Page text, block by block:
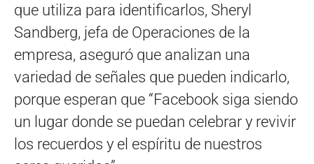
que utiliza para identificarlos, Sheryl
Sandberg, jefa de Operaciones de la
empresa, aseguró que analizan una
variedad de señales que pueden indicarlo,
porque esperan que “Facebook siga siendo
un lugar donde se puedan celebrar y revivir
los recuerdos y el espíritu de nuestros